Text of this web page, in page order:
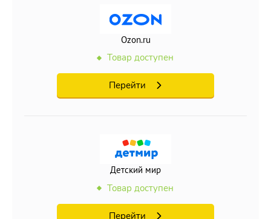
Ozon.ru
Товар доступен
Перейти
Детский мир
Товар доступен
Перейти